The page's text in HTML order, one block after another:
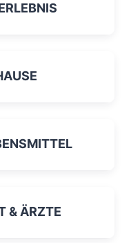
& ÄRZTE